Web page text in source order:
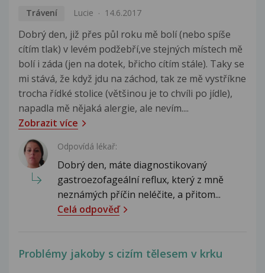
Trávení Lucie 14.6.2017
Dobrý den, již přes půl roku mě bolí (nebo spíše
cítím tlak) v levém podžebří,ve stejných místech mě
bolí i záda (jen na dotek, břicho cítím stále). Taky se
mi stává, že když jdu na záchod, tak ze mě vystříkne
trocha řídké stolice (většinou je to chvíli po jídle),
napadla mě nějaká alergie, ale nevím....
Zobrazit více
Odpovídá lékař:
Dobrý den, máte diagnostikovaný
gastroezofageální reflux, který z mně
neznámých příčin neléčite, a přitom...
Celá odpověď
Problémy jakoby s cizím tělesem v krku